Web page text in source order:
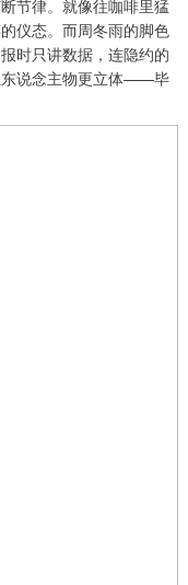
节律。就像往咖啡里猛
仪态。而周冬雨的脚色
时只讲数据，连隐约的
东说念主物更立体——毕